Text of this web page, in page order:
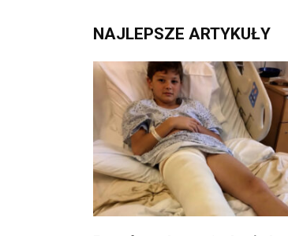
NAJLEPSZE ARTYKUŁY